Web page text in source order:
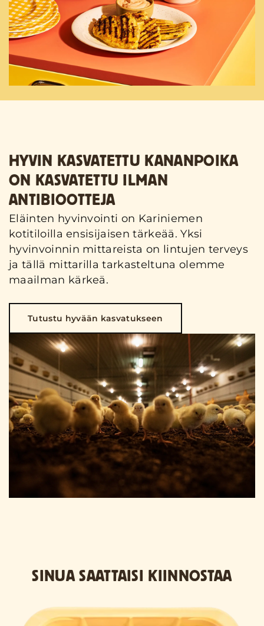
HYVIN KASVATETTU KANANPOIKA
ON KASVATETTU ILMAN
ANTIBIOOTTEJA
Eläinten hyvinvointi on Kariniemen
kotitiloilla ensisijaisen tärkeää. Yksi
hyvinvoinnin mittareista on lintujen terveys
ja tällä mittarilla tarkasteltuna olemme
maailman kärkeä.
Tutustu hyvään kasvatukseen
SINUA SAATTAISI KIINNOSTAA